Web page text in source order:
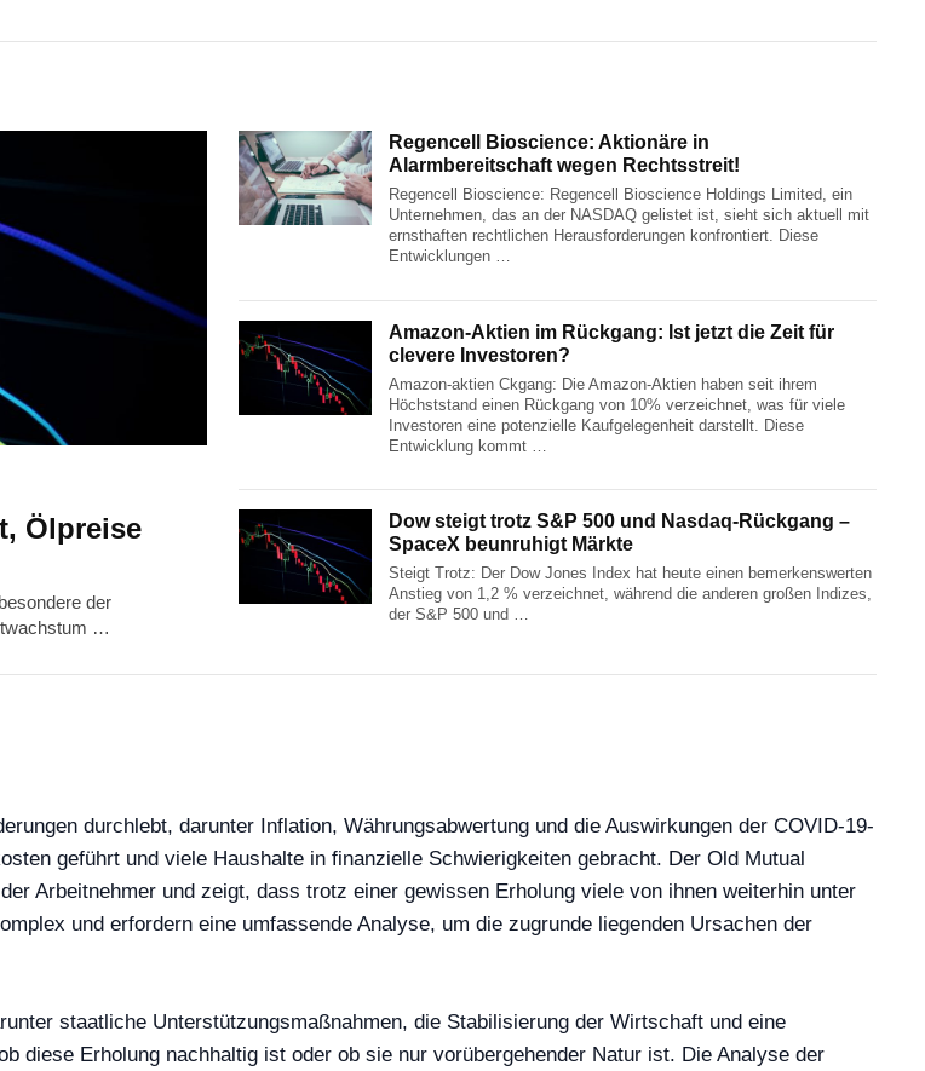
Ölpreise
der
…
Regencell Bioscience: Aktionäre in
Alarmbereitschaft wegen Rechtsstreit!
Regencell Bioscience: Regencell Bioscience Holdings Limited, ein
Unternehmen, das an der NASDAQ gelistet ist, sieht sich aktuell mit
ernsthaften rechtlichen Herausforderungen konfrontiert. Diese
Entwicklungen …
Amazon-Aktien im Rückgang: Ist jetzt die Zeit für
clevere Investoren?
Amazon-aktien Ckgang: Die Amazon-Aktien haben seit ihrem
Höchststand einen Rückgang von 10% verzeichnet, was für viele
Investoren eine potenzielle Kaufgelegenheit darstellt. Diese
Entwicklung kommt …
Dow steigt trotz S&P 500 und Nasdaq-Rückgang –
SpaceX beunruhigt Märkte
Steigt Trotz: Der Dow Jones Index hat heute einen bemerkenswerten
Anstieg von 1,2 % verzeichnet, während die anderen großen Indizes,
der S&P 500 und …
durchlebt, darunter Inflation, Währungsabwertung und die Auswirkungen der COVID-19-
geführt und viele Haushalte in finanzielle Schwierigkeiten gebracht. Der Old Mutual
Arbeitnehmer und zeigt, dass trotz einer gewissen Erholung viele von ihnen weiterhin unter
und erfordern eine umfassende Analyse, um die zugrunde liegenden Ursachen der
staatliche Unterstützungsmaßnahmen, die Stabilisierung der Wirtschaft und eine
diese Erholung nachhaltig ist oder ob sie nur vorübergehender Natur ist. Die Analyse der